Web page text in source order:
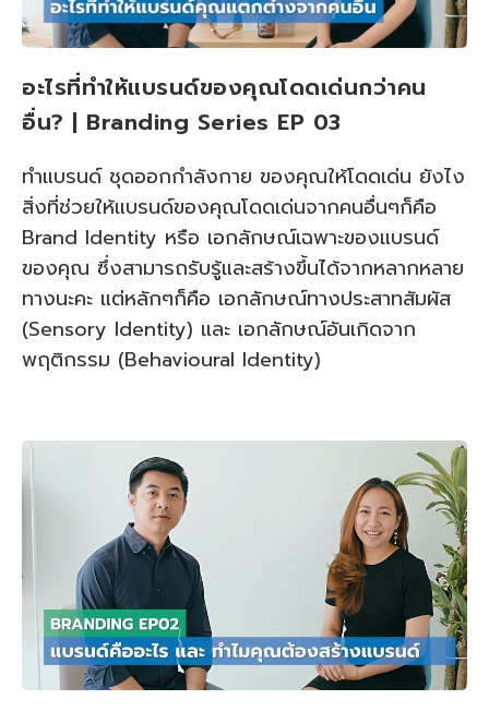
อะไรที่ทำให้แบรนด์ของคุณโดดเด่นกว่าคน
อื่น? | Branding Series EP 03
ทำแบรนด์ ชุดออกกำลังกาย ของคุณให้โดดเด่น ยังไง
สิ่งที่ช่วยให้แบรนด์ของคุณโดดเด่นจากคนอื่นๆก็คือ
Brand Identity หรือ เอกลักษณ์เฉพาะของแบรนด์
ของคุณ ซึ่งสามารถรับรู้และสร้างขึ้นได้จากหลากหลาย
ทางนะคะ แต่หลักๆก็คือ เอกลักษณ์ทางประสาทสัมผัส
(Sensory Identity) และ เอกลักษณ์อันเกิดจาก
พฤติกรรม (Behavioural Identity)